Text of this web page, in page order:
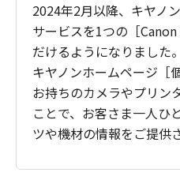
2024年2月以降、キヤノ
サービスを1つの［
だけるようになりました。
キヤノンホームページ［
お持ちのカメラやプリン
ことで、お客さま一人ひ
ツや機材の情報をご提供